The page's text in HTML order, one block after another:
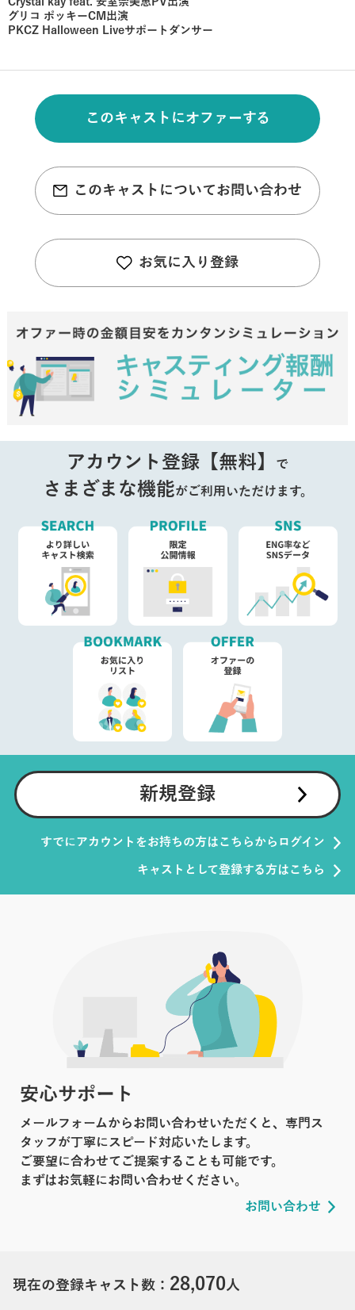
グリコ ポッキーCM出演
PKCZ Halloween Liveサポートダンサー
このキャストにオファーする
このキャストについてお問い合わせ
お気に入り登録
アカウント登録【無料】 で
さまざまな機能がご利用いただけます。
新規登録
すでにアカウントをお持ちの方はこちらからログイン
キャストとして登録する方はこちら
安心サポート
メールフォームからお問い合わせいただくと、専門ス
タッフが丁寧にスピード対応いたします。
ご要望に合わせてご提案することも可能です。
まずはお気軽にお問い合わせください。
お問い合わせ
現在の登録キャスト数： 28,070人